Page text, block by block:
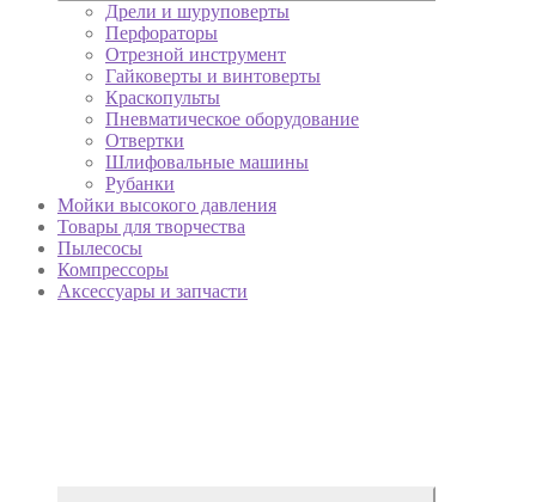
Дрели и шуруповерты
Перфораторы
Отрезной инструмент
Гайковерты и винтоверты
Краскопульты
Пневматическое оборудование
Отвертки
Шлифовальные машины
Рубанки
Мойки высокого давления
Товары для творчества
Пылесосы
Компрессоры
Аксессуары и запчасти